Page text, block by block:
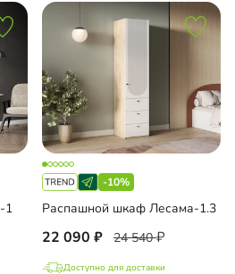
1
-10%
Распашной шкаф Лесама-1.3
22 090 24 540
Доступно для доставки